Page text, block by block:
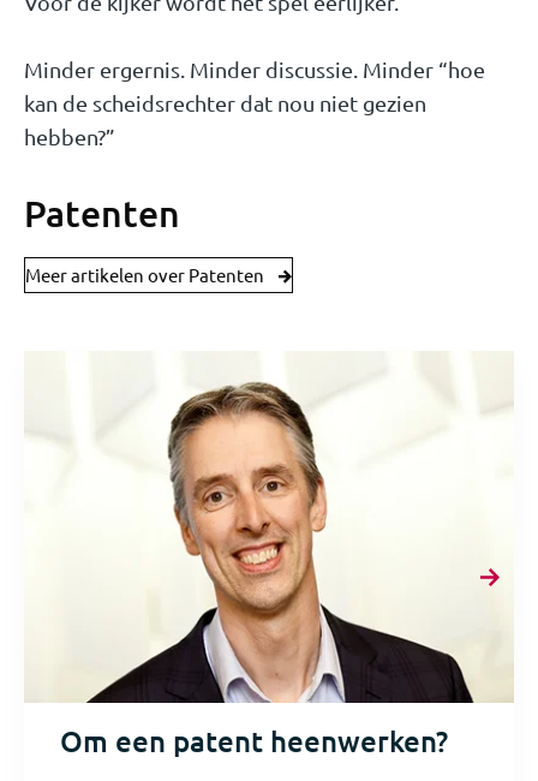
Minder ergernis. Minder discussie. Minder “hoe
kan de scheidsrechter dat nou niet gezien
hebben?”
Patenten
Meer artikelen over Patenten
Om een patent heenwerken?